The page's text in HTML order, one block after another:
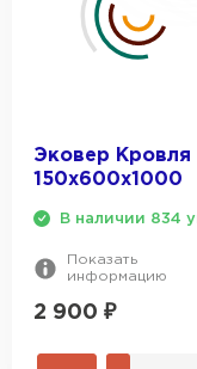
Эковер Кровля
150х600х1000
В наличии 834
Показать
информацию
2 900 ₽